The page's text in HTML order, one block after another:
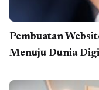
Pembuatan
Menuju Dunia